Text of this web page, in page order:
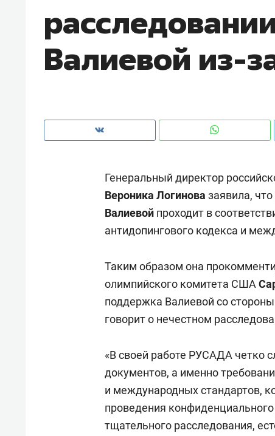
Валиевой из-
Генеральный директор
Вероника Логинова заявила,
Валиевой проходит в
антидопингового кодекса и
Таким образом она
олимпийского комитета США
поддержка Валиевой со
говорит о нечестном
«В своей работе РУСАДА четко
документов, а именно
и международных стандартов,
проведения
тщательного расследования,
чем интересен Оман?
Как ГК «МИР ГРУПП» и ВТБ
комфорта под Казанью
150